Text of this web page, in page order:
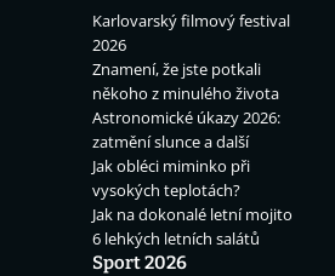
Karlovarský filmový festival
2026
Znamení, že jste potkali
někoho z minulého života
Astronomické úkazy 2026:
zatmění slunce a další
Jak obléci miminko při
vysokých teplotách?
Jak na dokonalé letní mojito
6 lehkých letních salátů
Sport 2026